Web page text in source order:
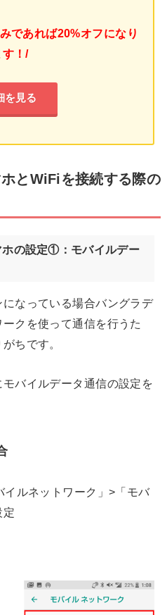
であれば20%オフになり
す！/
を見る
とWiFiを接続する際の
の設定①：モバイルデー
なっている場合バングラデ
クを使って通信を行うた
ちです。
バイルデータ通信の設定を
イルネットワーク」>「モバ
定